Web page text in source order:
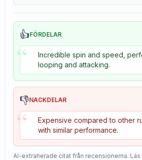
Tackiness
👍FÖRDELAR
“
Incredible spin and speed,
looping and attacking.
👎NACKDELAR
“
Expensive compared to other
with similar performance.
AI-extraherade citat från recensionerna.